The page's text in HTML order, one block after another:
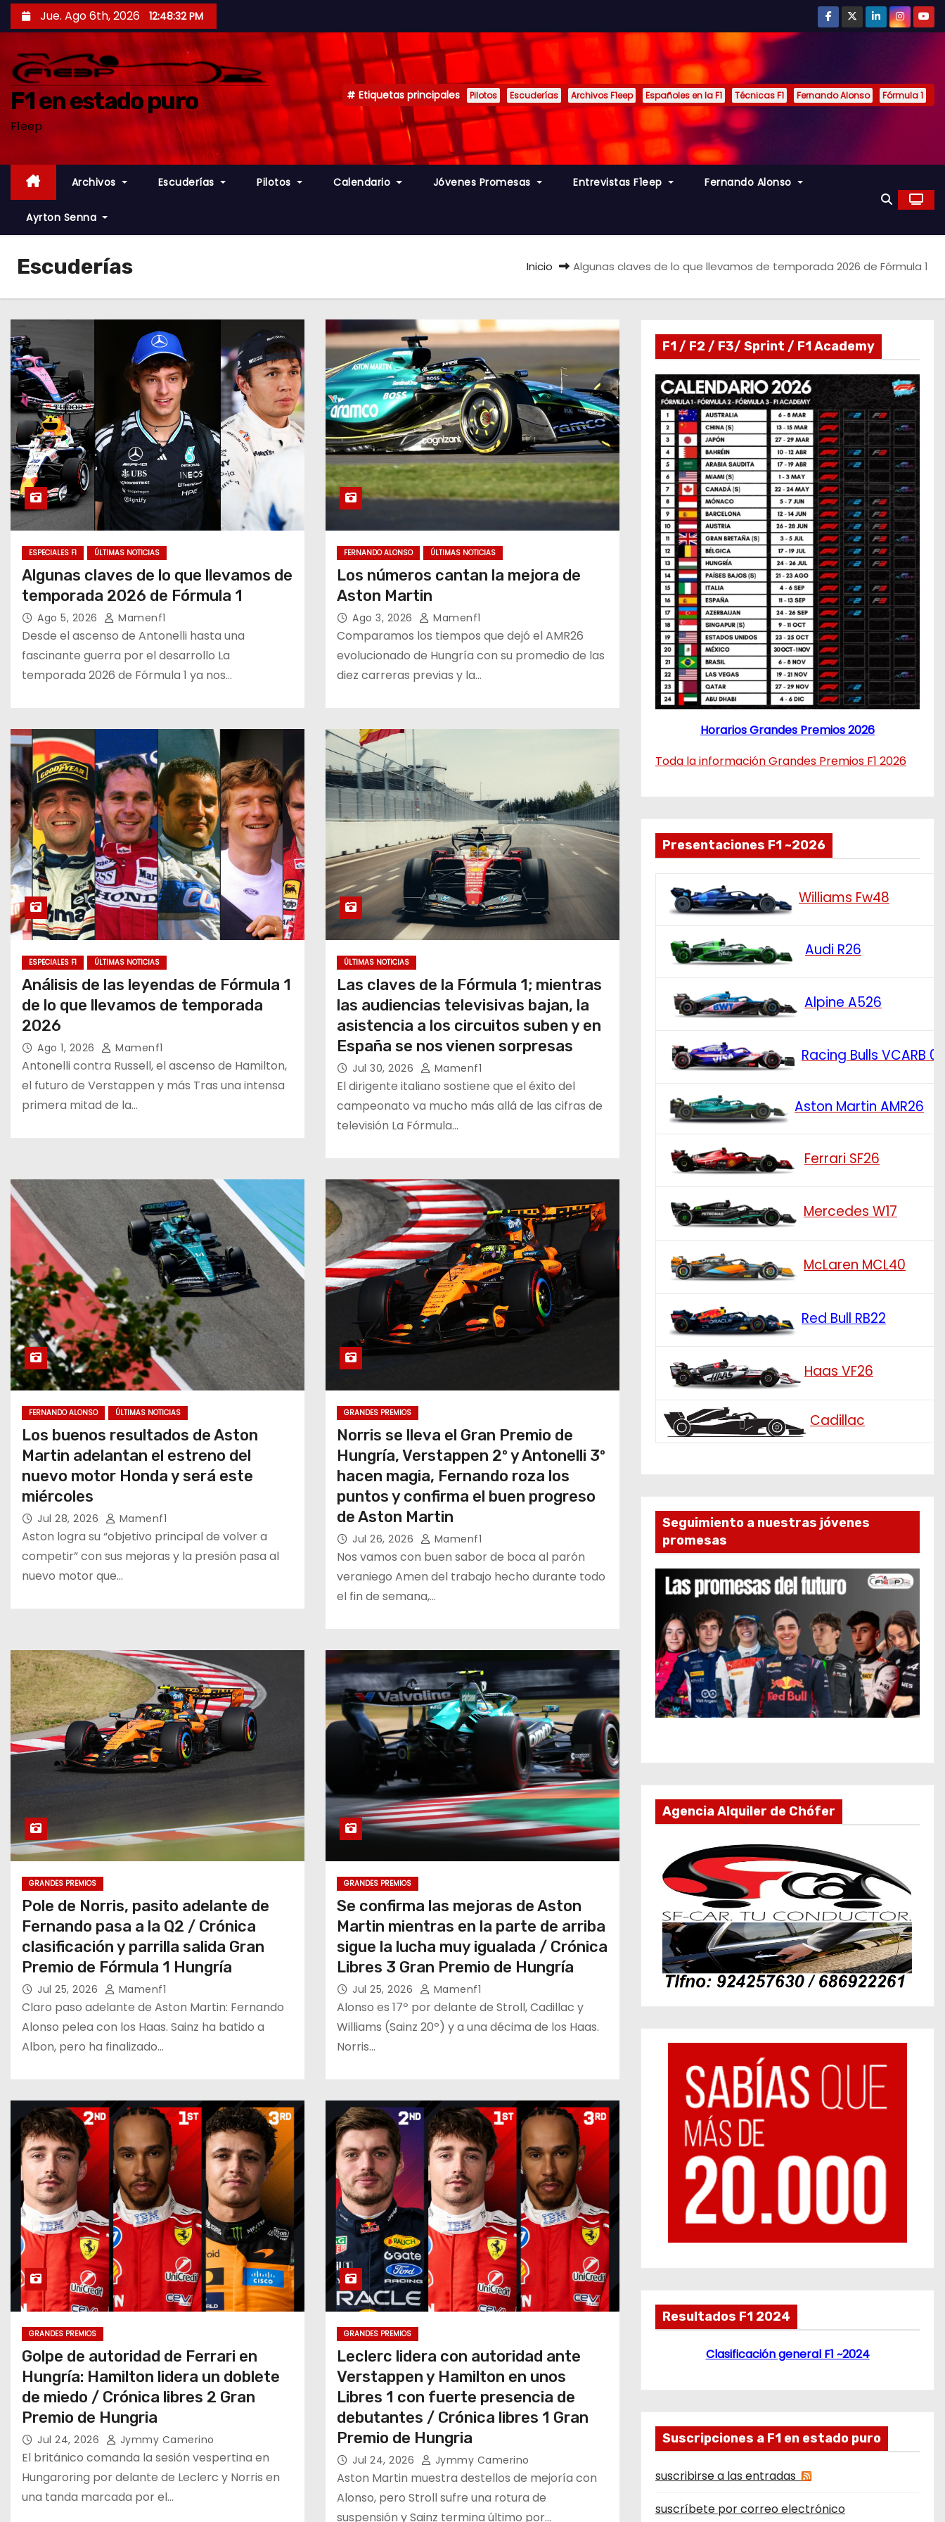
a
c
Jue. Ago 6th, 2026 12:48:34 PM
F1 en estado puro
F1eep
Etiquetas principales Pilotos Escuderías Archivos F1eep Españoles en la F1 Técnicas F1 Fernando Alonso Fórmula 1
Archivos Escuderías Pilotos Calendario Jóvenes Promesas Entrevistas F1eep Fernando Alonso
Ayrton Senna
Escuderías Inicio Algunas claves de lo que llevamos de temporada 2026 de Fórmula 1
ESPECIALES F1 ÚLTIMAS NOTICIAS
Algunas claves de lo que llevamos de
temporada 2026 de Fórmula 1
Ago 5, 2026 Mamenf1
Desde el ascenso de Antonelli hasta una
fascinante guerra por el desarrollo La
temporada 2026 de Fórmula 1 ya nos…
FERNANDO ALONSO ÚLTIMAS NOTICIAS
Los números cantan la mejora de
Aston Martin
Ago 3, 2026 Mamenf1
Comparamos los tiempos que dejó el AMR26
evolucionado de Hungría con su promedio de las
diez carreras previas y la…
ESPECIALES F1 ÚLTIMAS NOTICIAS
Análisis de las leyendas de Fórmula 1
de lo que llevamos de temporada
2026
Ago 1, 2026 Mamenf1
Antonelli contra Russell, el ascenso de Hamilton,
el futuro de Verstappen y más Tras una intensa
primera mitad de la…
ÚLTIMAS NOTICIAS
Las claves de la Fórmula 1; mientras
las audiencias televisivas bajan, la
asistencia a los circuitos suben y en
España se nos vienen sorpresas
Jul 30, 2026 Mamenf1
El dirigente italiano sostiene que el éxito del
campeonato va mucho más allá de las cifras de
televisión La Fórmula…
FERNANDO ALONSO ÚLTIMAS NOTICIAS
Los buenos resultados de Aston
Martin adelantan el estreno del
nuevo motor Honda y será este
miércoles
Jul 28, 2026 Mamenf1
Aston logra su “objetivo principal de volver a
competir” con sus mejoras y la presión pasa al
nuevo motor que…
GRANDES PREMIOS
Norris se lleva el Gran Premio de
Hungría, Verstappen 2º y Antonelli 3º
hacen magia, Fernando roza los
puntos y confirma el buen progreso
de Aston Martin
Jul 26, 2026 Mamenf1
Nos vamos con buen sabor de boca al parón
veraniego Amen del trabajo hecho durante todo
el fin de semana,…
GRANDES PREMIOS
Pole de Norris, pasito adelante de
Fernando pasa a la Q2 / Crónica
clasificación y parrilla salida Gran
Premio de Fórmula 1 Hungría
Jul 25, 2026 Mamenf1
Claro paso adelante de Aston Martin: Fernando
Alonso pelea con los Haas. Sainz ha batido a
Albon, pero ha finalizado…
GRANDES PREMIOS
Se confirma las mejoras de Aston
Martin mientras en la parte de arriba
sigue la lucha muy igualada / Crónica
Libres 3 Gran Premio de Hungría
Jul 25, 2026 Mamenf1
Alonso es 17º por delante de Stroll, Cadillac y
Williams (Sainz 20º) y a una décima de los Haas.
Norris…
GRANDES PREMIOS
Golpe de autoridad de Ferrari en
Hungría: Hamilton lidera un doblete
de miedo / Crónica libres 2 Gran
Premio de Hungria
Jul 24, 2026 Jymmy Camerino
El británico comanda la sesión vespertina en
Hungaroring por delante de Leclerc y Norris en
una tanda marcada por el…
GRANDES PREMIOS
Leclerc lidera con autoridad ante
Verstappen y Hamilton en unos
Libres 1 con fuerte presencia de
debutantes / Crónica libres 1 Gran
Premio de Hungria
Jul 24, 2026 Jymmy Camerino
Aston Martin muestra destellos de mejoría con
Alonso, pero Stroll sufre una rotura de
suspensión y Sainz termina último por…
F1 / F2 / F3/ Sprint / F1 Academy
Horarios Grandes Premios 2026
Toda la información Grandes Premios F1 2026
Presentaciones F1 ~2026
Williams Fw48
Audi R26
Alpine A526
Racing Bulls VCARB 03
Aston Martin AMR26
Ferrari SF26
Mercedes W17
McLaren MCL40
Red Bull RB22
Haas VF26
Cadillac
Seguimiento a nuestras jóvenes
promesas
Agencia Alquiler de Chófer
Resultados F1 2024
Clasificación general F1 ~2024
Suscripciones a F1 en estado puro
suscribirse a las entradas
suscríbete por correo electrónico